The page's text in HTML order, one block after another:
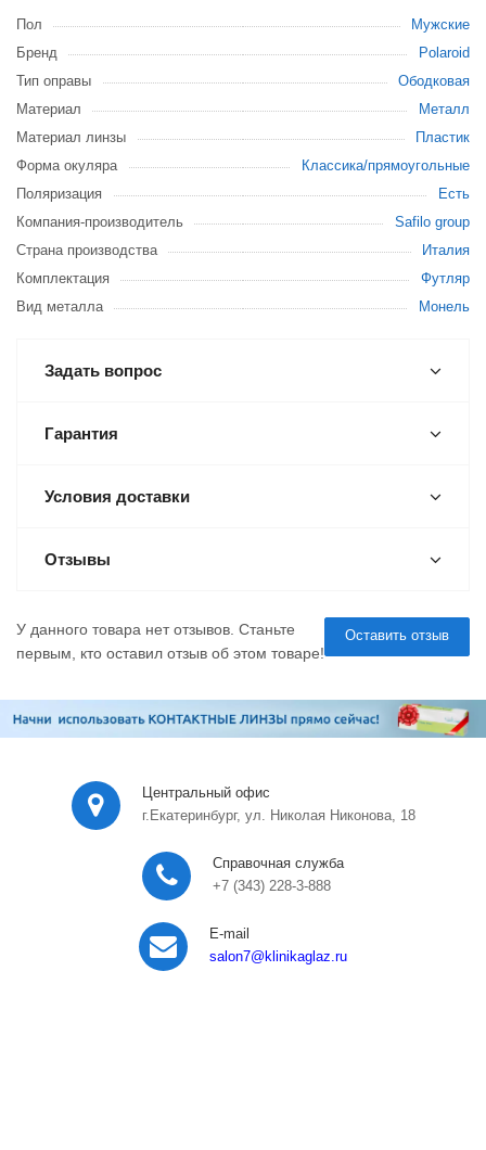
Пол
Мужские
Бренд
Polaroid
Тип оправы
Ободковая
Материал
Металл
Материал линзы
Пластик
Форма окуляра
Классика/прямоугольные
Поляризация
Есть
Компания-производитель
Safilo group
Страна производства
Италия
Комплектация
Футляр
Вид металла
Монель
Задать вопрос
Гарантия
Условия доставки
Отзывы
Оставить отзыв
У данного товара нет отзывов. Станьте
первым, кто оставил отзыв об этом товаре!
Центральный офис
г.Екатеринбург, ул. Николая Никонова, 18
Справочная служба
+7 (343) 228-3-888
E-mail
salon7@klinikaglaz.ru